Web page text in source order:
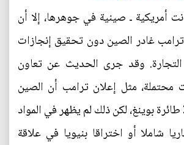
أمريكية ـ صينية في جوهرها، إلا أن
ترامب غادر الصين دون تحقيق إنجازات
وقد جرى الحديث عن تعاون
مثل إعلان ترامب أن الصين
ستطلب نحو 200 طائرة بوينغ، لكن ذلك لم يظهر في المواد
شاملا أو اختراقا بنيويا في علاقة